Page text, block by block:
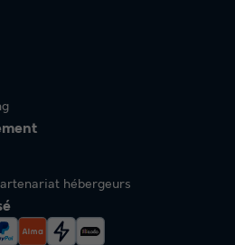
hébergeurs